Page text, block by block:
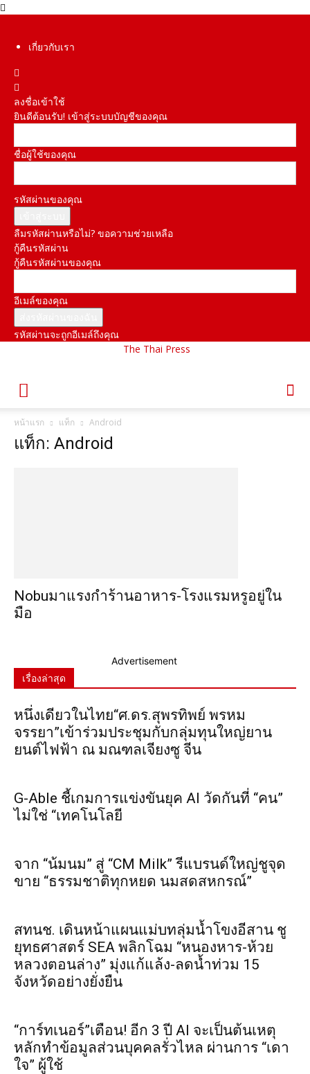
เกี่ยวกับเรา
ลงชื่อเข้าใช้
ยินดีต้อนรับ! เข้าสู่ระบบบัญชีของคุณ
ชื่อผู้ใช้ของคุณ
รหัสผ่านของคุณ
ลืมรหัสผ่านหรือไม่? ขอความช่วยเหลือ
กู้คืนรหัสผ่าน
กู้คืนรหัสผ่านของคุณ
อีเมล์ของคุณ
รหัสผ่านจะถูกอีเมล์ถึงคุณ
The Thai Press
หน้าแรก แท็ก Android
แท็ก: Android
Nobuมาแรงกำร้านอาหาร-โรงแรมหรูอยู่ใน
มือ
Advertisement
เรื่องล่าสุด
หนึ่งเดียวในไทย“ศ.ดร.สุพรทิพย์ พรหม
จรรยา”เข้าร่วมประชุมกับกลุ่มทุนใหญ่ยาน
ยนต์ไฟฟ้า ณ มณฑลเจียงซู จีน
G-Able ชี้เกมการแข่งขันยุค AI วัดกันที่ “คน”
ไม่ใช่ “เทคโนโลยี
จาก “น้มนม” สู่ “CM Milk” รีแบรนด์ใหญ่ชูจุด
ขาย “ธรรมชาติทุกหยด นมสดสหกรณ์”
สทนช. เดินหน้าแผนแม่บทลุ่มน้ำโขงอีสาน ชู
ยุทธศาสตร์ SEA พลิกโฉม “หนองหาร-ห้วย
หลวงตอนล่าง” มุ่งแก้แล้ง-ลดน้ำท่วม 15
จังหวัดอย่างยั่งยืน
“การ์ทเนอร์”เตือน! อีก 3 ปี AI จะเป็นต้นเหตุ
หลักทำข้อมูลส่วนบุคคลรั่วไหล ผ่านการ “เดา
ใจ” ผู้ใช้